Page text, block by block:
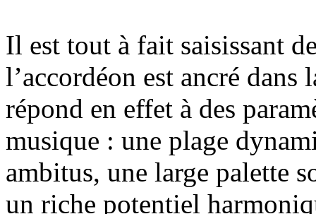
Il est tout à fait saisissant
l’accordéon est ancré
répond en effet à des
musique : une plage
ambitus, une large palette
un riche potentiel